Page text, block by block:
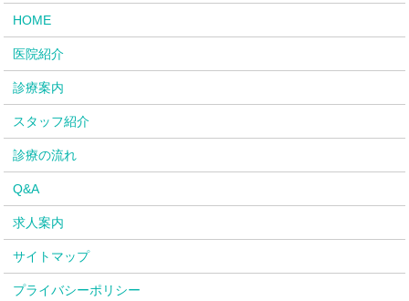
HOME
医院紹介
診療案内
スタッフ紹介
診療の流れ
Q&A
求人案内
サイトマップ
プライバシーポリシー